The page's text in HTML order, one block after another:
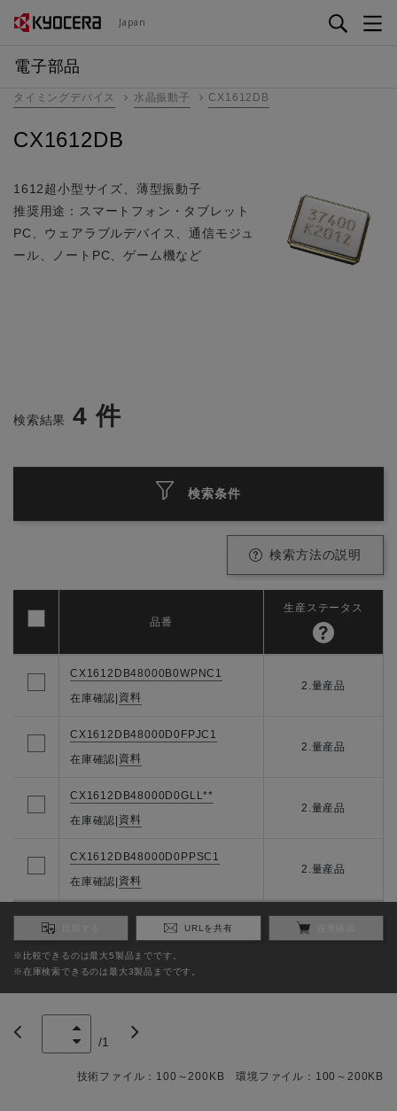
Japan
電子部品
タイミングデバイス 水晶振動子 CX1612DB
CX1612DB
1612超小型サイズ、薄型振動子
推奨用途：スマートフォン・タブレット
PC、ウェアラブルデバイス、通信モジュ
ール、ノートPC、ゲーム機など
検索結果 4 件
検索条件
検索方法の説明
CX1612DB48000B0WPNC1
在庫確認| 資料
2.量産品
CX1612DB48000D0FPJC1
在庫確認| 資料
2.量産品
CX1612DB48000D0GLL**
在庫確認| 資料
2.量産品
CX1612DB48000D0PPSC1
在庫確認| 資料
2.量産品
品番
生産ステータス
URLを共有
※比較できるのは最大5製品までです。
※在庫検索できるのは最大3製品までです。
/1
技術ファイル：100～200KB 環境ファイル：100～200KB